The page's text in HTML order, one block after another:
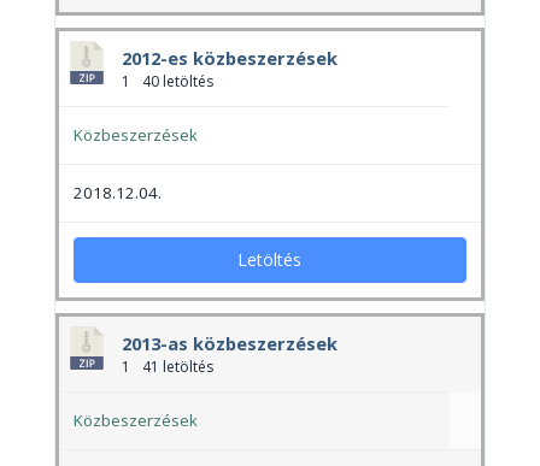
2012-es közbeszerzések
1 40 letöltés
Közbeszerzések
2018.12.04.
Letöltés
2013-as közbeszerzések
1 41 letöltés
Közbeszerzések